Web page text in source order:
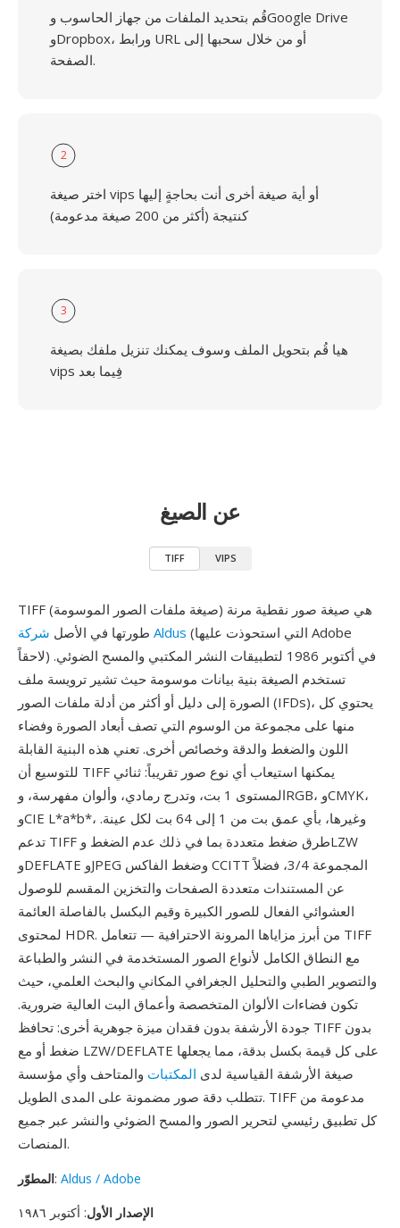
قُم بتحديد الملفات من جهاز الحاسوب وGoogle Drive
وDropbox، ورابط URL أو من خلال سحبها إلى
الصفحة.
2
اختر صيغة vips أو أية صيغة أخرى أنت بحاجةٍ إليها
كنتيجة (أكثر من 200 صيغة مدعومة)
3
هيا قُم بتحويل الملف وسوف يمكنك تنزيل ملفك بصيغة
vips فِيما بعد
عن الصيغ
TIFF VIPS
TIFF (صيغة ملفات الصور الموسومة) هي صيغة صور نقطية مرنة
طورتها في الأصل شركة Aldus (التي استحوذت عليها Adobe
لاحقاً) في أكتوبر 1986 لتطبيقات النشر المكتبي والمسح الضوئي.
تستخدم الصيغة بنية بيانات موسومة حيث تشير ترويسة ملف
الصورة إلى دليل أو أكثر من أدلة ملفات الصور (IFDs)، يحتوي كل
منها على مجموعة من الوسوم التي تصف أبعاد الصورة وفضاء
اللون والضغط والدقة وخصائص أخرى. تعني هذه البنية القابلة
للتوسيع أن TIFF يمكنها استيعاب أي نوع صور تقريباً: ثنائي
المستوى 1 بت، وتدرج رمادي، وألوان مفهرسة، وRGB، وCMYK،
وCIE L*a*b*، وغيرها، بأي عمق بت من 1 إلى 64 بت لكل عينة.
تدعم TIFF طرق ضغط متعددة بما في ذلك عدم الضغط وLZW
وDEFLATE وJPEG وضغط الفاكس CCITT المجموعة 3/4، فضلاً
عن المستندات متعددة الصفحات والتخزين المقسم للوصول
العشوائي الفعال للصور الكبيرة وقيم البكسل بالفاصلة العائمة
لمحتوى HDR. من أبرز مزاياها المرونة الاحترافية — تتعامل TIFF
مع النطاق الكامل لأنواع الصور المستخدمة في النشر والطباعة
والتصوير الطبي والتحليل الجغرافي المكاني والبحث العلمي، حيث
تكون فضاءات الألوان المتخصصة وأعماق البت العالية ضرورية.
جودة الأرشفة بدون فقدان ميزة جوهرية أخرى: تحافظ TIFF بدون
ضغط أو مع LZW/DEFLATE على كل قيمة بكسل بدقة، مما يجعلها
صيغة الأرشفة القياسية لدى المكتبات والمتاحف وأي مؤسسة
تتطلب دقة صور مضمونة على المدى الطويل. TIFF مدعومة من
كل تطبيق رئيسي لتحرير الصور والمسح الضوئي والنشر عبر جميع
المنصات.
المطوّر: Aldus / Adobe
الإصدار الأول: أكتوبر ١٩٨٦